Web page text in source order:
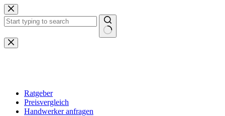
Zum
Inhalt
springen
Keine
Ergebnisse
Ratgeber
Preisvergleich
Handwerker anfragen